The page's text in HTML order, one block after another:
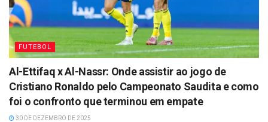
FUTEBOL
Al-Ettifaq x Al-Nassr: Onde assistir ao jogo de
Cristiano Ronaldo pelo Campeonato Saudita e como
foi o confronto que terminou em empate
30 DE DEZEMBRO DE 2025